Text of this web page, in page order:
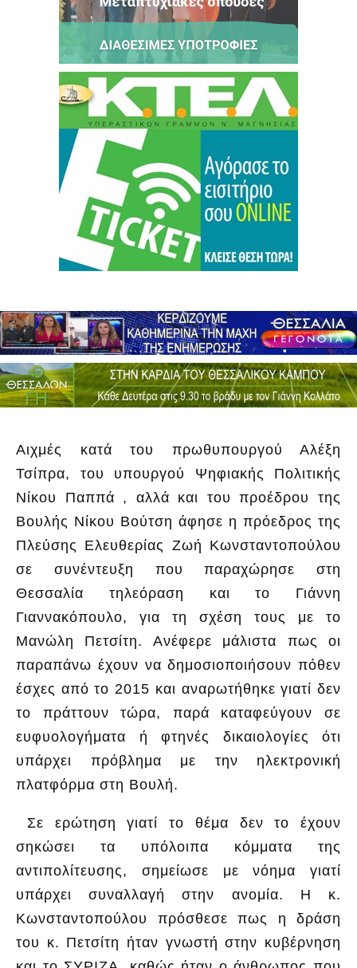
Αιχμές κατά του πρωθυπουργού Αλέξη
Τσίπρα, του υπουργού Ψηφιακής Πολιτικής
Νίκου Παππά , αλλά και του προέδρου της
Βουλής Νίκου Βούτση άφησε η πρόεδρος της
Πλεύσης Ελευθερίας Ζωή Κωνσταντοπούλου
σε συνέντευξη που παραχώρησε στη
Θεσσαλία τηλεόραση και το Γιάννη
Γιαννακόπουλο, για τη σχέση τους με το
Μανώλη Πετσίτη. Ανέφερε μάλιστα πως οι
παραπάνω έχουν να δημοσιοποιήσουν πόθεν
έσχες από το 2015 και αναρωτήθηκε γιατί δεν
το πράττουν τώρα, παρά καταφεύγουν σε
ευφυολογήματα ή φτηνές δικαιολογίες ότι
υπάρχει πρόβλημα με την ηλεκτρονική
πλατφόρμα στη Βουλή.
Σε ερώτηση γιατί το θέμα δεν το έχουν
σηκώσει τα υπόλοιπα κόμματα της
αντιπολίτευσης, σημείωσε με νόημα γιατί
υπάρχει συναλλαγή στην ανομία. Η κ.
Κωνσταντοπούλου πρόσθεσε πως η δράση
του κ. Πετσίτη ήταν γνωστή στην κυβέρνηση